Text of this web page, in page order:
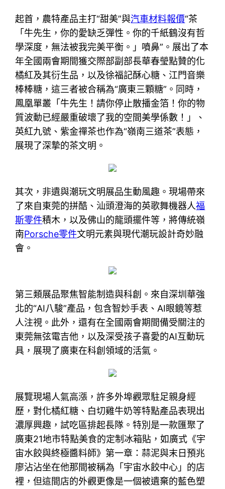
起首，農特產品主打“甜美”與汽車材料報價“茶
「牛先生，你的愛缺乏彈性。你的千紙鶴沒有哲
學深度，無法被我完美平衡。」噴鼻”。展出了本
年全國兩會期間獲交際部副部長華春瑩點贊的化
橘紅及其衍生品，以及徐福記酥心糖、江門音樂
棒棒糖，這三者被合稱為“廣東三顆糖”。同時，
鳳凰單叢「牛先生！請你停止散播金箔！你的物
質波動已經嚴重破壞了我的空間美學係數！」、
英紅九號、紫金禪茶也作為“嶺南三道茶”表態，
展現了深摯的茶文明。
其次，非遺與潮玩文明展品生動風趣。現場帶來
了來自東莞的拼酷、汕頭澄海的英歌舞機器人福
斯零件積木，以及佛山的龍頭擺件等，將傳統嶺
南Porsche零件文明元素與現代潮玩設計奇妙融
會。
第三類展品聚焦智能制造與科創。來自深圳華強
北的“AI八駿”產品，包含智妙手表、AI眼鏡等惹
人注視。此外，還有在全國兩會期間備受關注的
東莞無弦電吉他，以及深受孩子喜愛的AI互動玩
具，展現了廣東在科創領域的活氣。
展覽現場人氣高漲，許多外埠觀眾駐足親身經
歷，對化橘紅糖、白切雞牛奶等特點產品表現出
濃厚興趣，試吃區排起長隊。特別是一款匯聚了
廣東21地市特點美食的定制冰箱貼，如廣式《宇
宙水餃與終極醬料師》第一章：蒜泥與末日預兆
廖沾沾坐在他那間被稱為「宇宙水餃中心」的店
裡，但這間店的外觀更像是一個被遺棄的藍色塑